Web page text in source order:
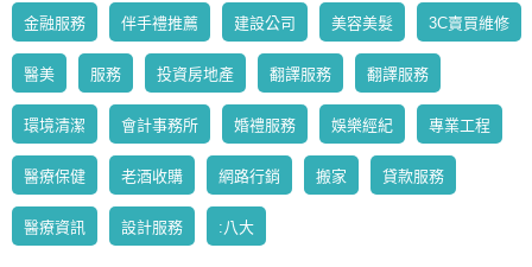
金融服務 伴手禮推薦 建設公司 美容美髮 3C賣買維修
醫美 服務 投資房地產 翻譯服務 翻譯服務
環境清潔 會計事務所 婚禮服務 娛樂經紀 專業工程
醫療保健 老酒收購 網路行銷 搬家 貸款服務
醫療資訊 設計服務 :八大